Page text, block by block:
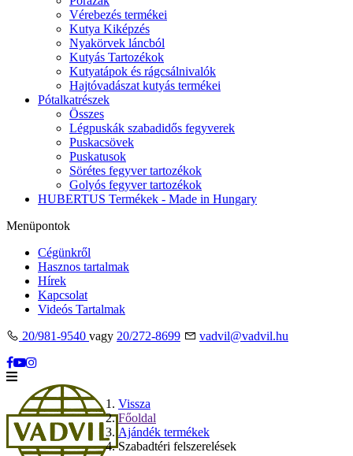
Vérebezés termékei
Kutya Kiképzés
Nyakörvek láncból
Kutyás Tartozékok
Kutyatápok és rágcsálnivalók
Hajtóvadászat kutyás termékei
Pótalkatrészek
Összes
Légpuskák szabadidős fegyverek
Puskacsövek
Puskatusok
Sörétes fegyver tartozékok
Golyós fegyver tartozékok
HUBERTUS Termékek - Made in Hungary
Menüpontok
Cégünkről
Hasznos tartalmak
Hírek
Kapcsolat
Videós Tartalmak
20/981-9540 vagy 20/272-8699 vadvil@vadvil.hu
Vissza
Főoldal
Ajándék termékek
Szabadtéri felszerelések